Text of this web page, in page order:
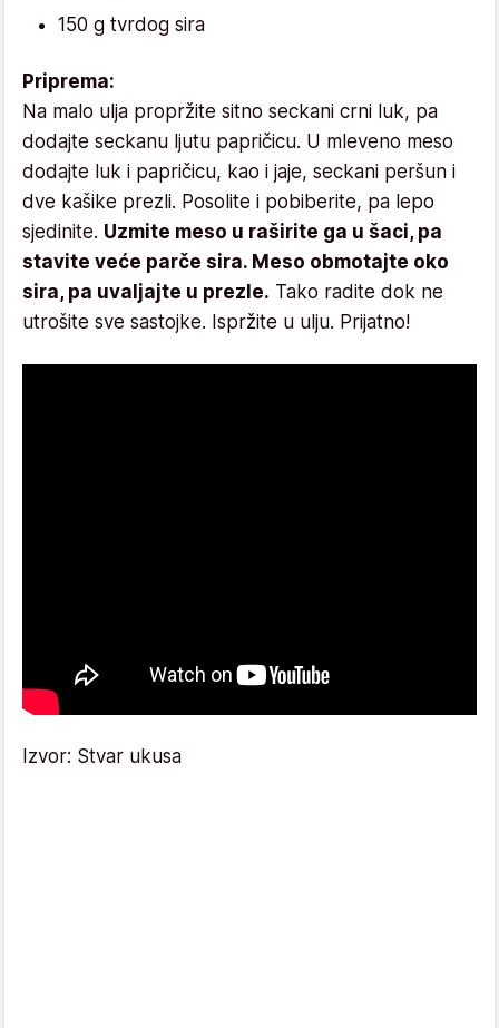
150 g tvrdog sira
Priprema:
Na malo ulja propržite sitno seckani crni luk, pa
dodajte seckanu ljutu papričicu. U mleveno meso
dodajte luk i papričicu, kao i jaje, seckani peršun i
dve kašike prezli. Posolite i pobiberite, pa lepo
sjedinite. Uzmite meso u raširite ga u šaci, pa
stavite veće parče sira. Meso obmotajte oko
sira, pa uvaljajte u prezle. Tako radite dok ne
utrošite sve sastojke. Ispržite u ulju. Prijatno!
Izvor: Stvar ukusa